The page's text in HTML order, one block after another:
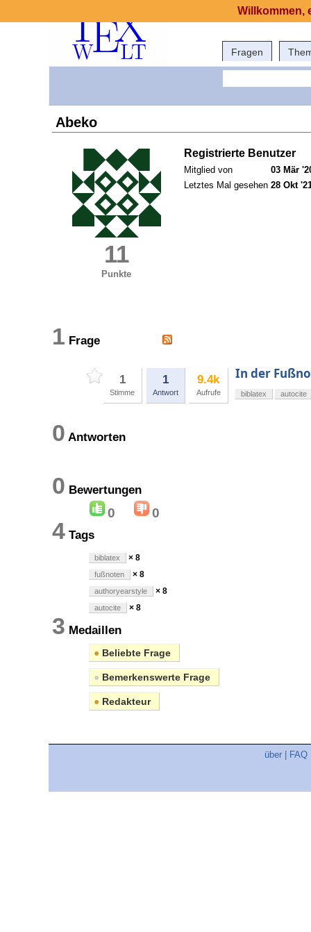
Fragen
Abeko
11
Punkte
Registrierte Benutzer
Mitglied von
03 Mär
Letztes Mal gesehen 28 Okt
1 Frage
1
Stimme
1
Antwort
9.4k
Aufrufe
In der
biblatex autocite
0 Antworten
0 Bewertungen
0 0
4 Tags
biblatex × 8
fußnoten × 8
authoryearstyle × 8
autocite × 8
3 Medaillen
● Beliebte Frage
● Bemerkenswerte Frage
● Redakteur
über FAQ
Willkommen,